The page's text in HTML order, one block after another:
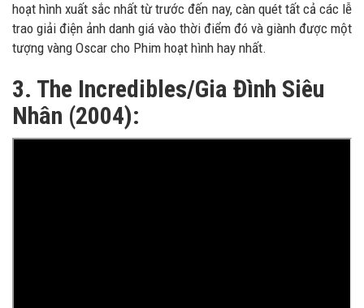
hoạt hình xuất sắc nhất từ trước đến nay, càn quét tất cả các lễ
trao giải điện ảnh danh giá vào thời điểm đó và giành được một
tượng vàng Oscar cho Phim hoạt hình hay nhất.
3. The Incredibles/Gia Đình Siêu
Nhân (2004):